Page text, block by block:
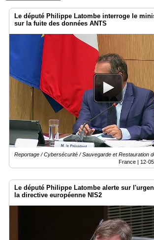
Accueil
RUBRIQUES
Gazette
Médias
groupe
Blogs
Prémium
annuaire
Accès
Le député Philippe Latombe interroge le
sur la fuite des données ANTS
Reportage / Cybersécurité / Sauvegarde et Restauration
France | 12-
Le député Philippe Latombe alerte sur
la directive européenne NIS2